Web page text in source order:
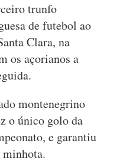
trunfo
de futebol ao
Clara, na
os açorianos a
montenegrino
o único golo da
e garantiu
minhota.